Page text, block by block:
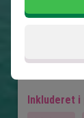
Ho Chi
Inkluderet i